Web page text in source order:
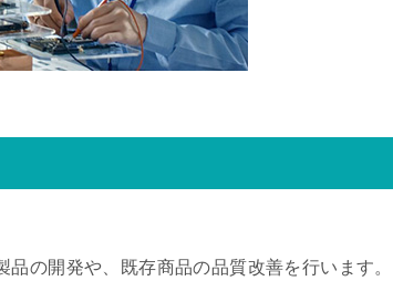
の開発や、既存商品の品質改善を行います。